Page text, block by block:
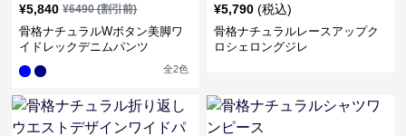
¥5,840 ¥6490(割引前)
骨格ナチュラルWボタン美脚ワ
イドレックデニムパンツ
全2色
¥5,790 (税込)
骨格ナチュラルレースアップク
ロシェロングジレ